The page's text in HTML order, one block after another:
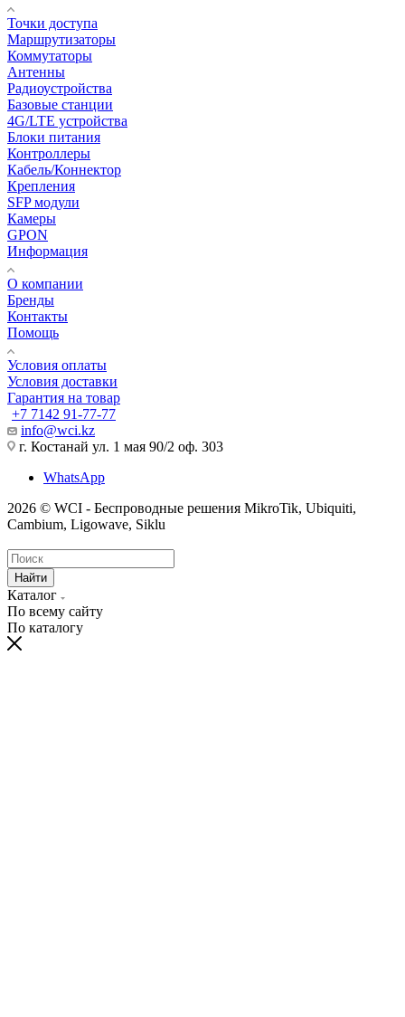
Точки доступа
Маршрутизаторы
Коммутаторы
Антенны
Радиоустройства
Базовые станции
4G/LTE устройства
Блоки питания
Контроллеры
Кабель/Коннектор
Крепления
SFP модули
Камеры
GPON
Информация
О компании
Бренды
Контакты
Помощь
Условия оплаты
Условия доставки
Гарантия на товар
+7 7142 91-77-77
info@wci.kz
г. Костанай ул. 1 мая 90/2 оф. 303
WhatsApp
2026 © WCI - Беспроводные решения MikroTik, Ubiquiti,
Cambium, Ligowave, Siklu
Найти
Каталог
По всему сайту
По каталогу